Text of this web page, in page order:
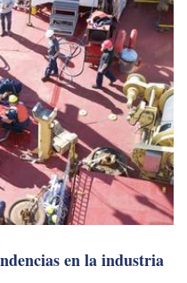
ártica